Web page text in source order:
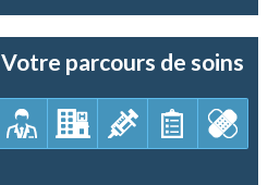
Votre parcours de soins